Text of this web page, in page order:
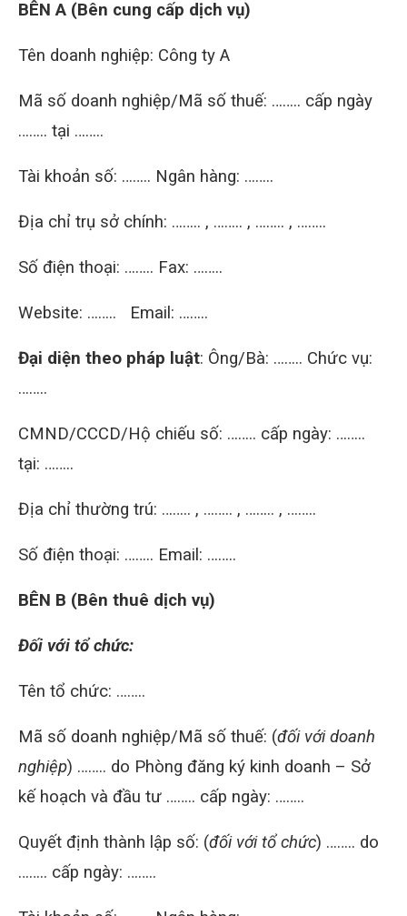
BÊN A (Bên cung cấp dịch vụ)
Tên doanh nghiệp: Công ty A
Mã số doanh nghiệp/Mã số thuế: …….. cấp ngày
…….. tại ……..
Tài khoản số: …….. Ngân hàng: ……..
Địa chỉ trụ sở chính: …….. , …….. , …….. , ……..
Số điện thoại: …….. Fax: ……..
Website: …….. Email: ……..
Đại diện theo pháp luật: Ông/Bà: …….. Chức vụ:
……..
CMND/CCCD/Hộ chiếu số: …….. cấp ngày: ……..
tại: ……..
Địa chỉ thường trú: …….. , …….. , …….. , ……..
Số điện thoại: …….. Email: ……..
BÊN B (Bên thuê dịch vụ)
Đối với tổ chức:
Tên tổ chức: ……..
Mã số doanh nghiệp/Mã số thuế: (đối với doanh
nghiệp) …….. do Phòng đăng ký kinh doanh – Sở
kế hoạch và đầu tư …….. cấp ngày: ……..
Quyết định thành lập số: (đối với tổ chức) …….. do
…….. cấp ngày: ……..